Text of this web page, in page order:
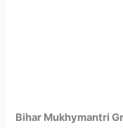
Bihar Mukhymantri